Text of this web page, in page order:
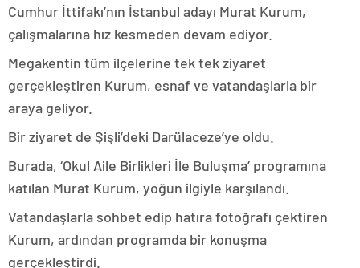
Cumhur İttifakı’nın İstanbul adayı Murat Kurum,
çalışmalarına hız kesmeden devam ediyor.
Megakentin tüm ilçelerine tek tek ziyaret
gerçekleştiren Kurum, esnaf ve vatandaşlarla bir
araya geliyor.
Bir ziyaret de Şişli’deki Darülaceze’ye oldu.
Burada, ‘Okul Aile Birlikleri İle Buluşma’ programına
katılan Murat Kurum, yoğun ilgiyle karşılandı.
Vatandaşlarla sohbet edip hatıra fotoğrafı çektiren
Kurum, ardından programda bir konuşma
gerçekleştirdi.